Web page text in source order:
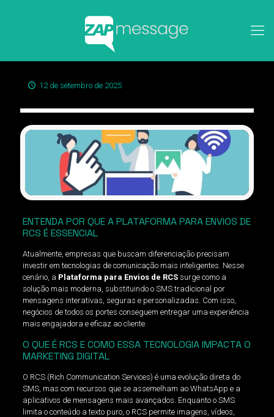
12 de setembro de 2025
ENTENDA POR QUE A PLATAFORMA PARA ENVIOS DE
RCS É ESSENCIAL
Atualmente, empresas que buscam diferenciação precisam
investir em tecnologias de comunicação mais inteligentes. Nesse
cenário, a Plataforma para Envios de RCSsurge como a
solução mais moderna, substituindo o SMS tradicional por
mensagens interativas, seguras e personalizadas. Com isso,
negócios de todos os portes conseguem entregar uma experiência
mais engajadora e eficaz ao cliente.
O QUE É RCS E COMO ESSA TECNOLOGIA IMPACTA O
MARKETING DIGITAL
O RCS (Rich Communication Services) é uma evolução direta do
SMS, mas com recursos que se assemelham ao WhatsApp e a
aplicativos de mensagens mais avançados. Enquanto o SMS
limita o conteúdo a texto puro, o RCS permite imagens, vídeos,